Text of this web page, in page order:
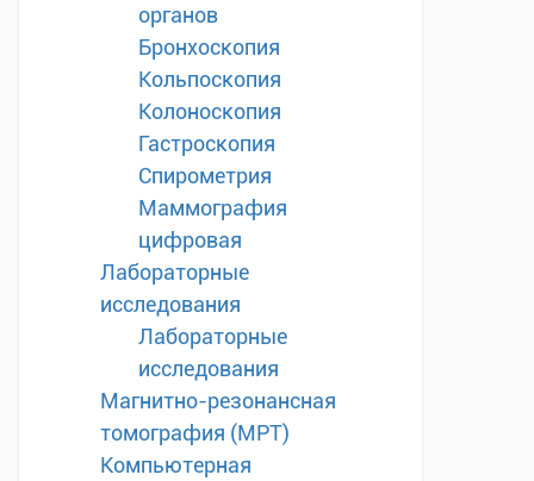
органов
Бронхоскопия
Кольпоскопия
Колоноскопия
Гастроскопия
Спирометрия
Маммография
цифровая
Лабораторные
исследования
Лабораторные
исследования
Магнитно-резонансная
томография (МРТ)
Компьютерная